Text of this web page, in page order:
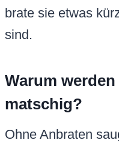
brate sie etwas
sind.
Warum
matschig?
Ohne Anbraten